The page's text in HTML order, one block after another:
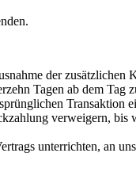
der zusätzlichen
Tagen ab dem
Transaktion
verweigern, bis
unterrichten, an